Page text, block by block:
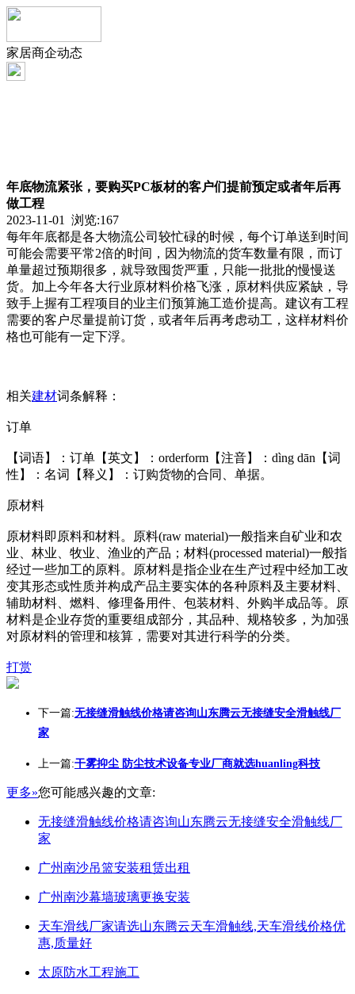
家居商企动态
年底物流紧张，要购买PC板材的客户们提前预定或者年后再
做工程
2023-11-01 浏览:167
每年年底都是各大物流公司较忙碌的时候，每个订单送到时间
可能会需要平常2倍的时间，因为物流的货车数量有限，而订
单量超过预期很多，就导致囤货严重，只能一批批的慢慢送
货。加上今年各大行业原材料价格飞涨，原材料供应紧缺，导
致手上握有工程项目的业主们预算施工造价提高。建议有工程
需要的客户尽量提前订货，或者年后再考虑动工，这样材料价
格也可能有一定下浮。
相关建材词条解释：
订单
【词语】：订单【英文】：orderform【注音】：dìng dān【词
性】：名词【释义】：订购货物的合同、单据。
原材料
原材料即原料和材料。原料(raw material)一般指来自矿业和农
业、林业、牧业、渔业的产品；材料(processed material)一般指
经过一些加工的原料。原材料是指企业在生产过程中经加工改
变其形态或性质并构成产品主要实体的各种原料及主要材料、
辅助材料、燃料、修理备用件、包装材料、外购半成品等。原
材料是企业存货的重要组成部分，其品种、规格较多，为加强
对原材料的管理和核算，需要对其进行科学的分类。
打赏
下一篇:无接缝滑触线价格请咨询山东腾云无接缝安全滑触线厂
家
上一篇:干雾抑尘 防尘技术设备专业厂商就选huanling科技
更多»您可能感兴趣的文章:
无接缝滑触线价格请咨询山东腾云无接缝安全滑触线厂
家
广州南沙吊篮安装租赁出租
广州南沙幕墙玻璃更换安装
天车滑线厂家请选山东腾云天车滑触线,天车滑线价格优
惠,质量好
太原防水工程施工